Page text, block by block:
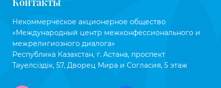
Некоммерческое акционерное общество
«Международный центр межконфессионального и
межрелигиозного диалога»
Республика Казахстан, г. Астана, проспект
Тәуелсіздік, 57, Дворец Мира и Согласия, 5 этаж